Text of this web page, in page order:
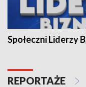
Społeczni Liderzy
REPORTAŻE